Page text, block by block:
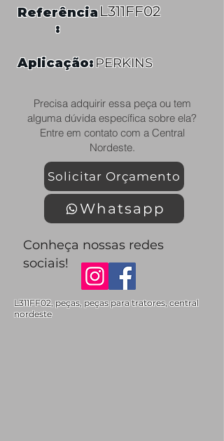
Referência
:
L311FF02
Aplicação:PERKINS
Precisa adquirir essa peça ou tem
alguma dúvida específica sobre ela?
Entre em contato com a Central
Nordeste.
Solicitar Orçamento
Whatsapp
Conheça nossas redes
sociais!
L311FF02, peças, peças para tratores, central
nordeste